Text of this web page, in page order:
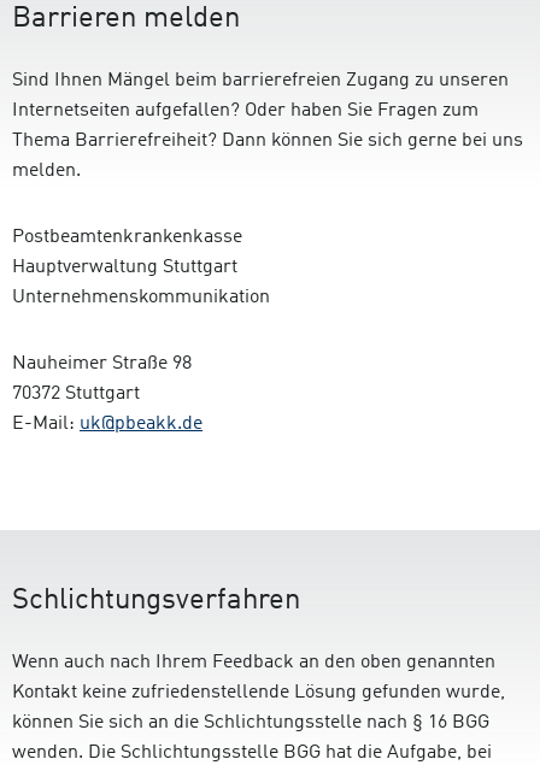
Barrieren melden
Sind Ihnen Mängel beim barrierefreien Zugang zu unseren
Internetseiten aufgefallen? Oder haben Sie Fragen zum
Thema Barrierefreiheit? Dann können Sie sich gerne bei uns
melden.
Postbeamtenkrankenkasse
Hauptverwaltung Stuttgart
Unternehmenskommunikation
Nauheimer Straße 98
70372 Stuttgart
E-Mail: uk@pbeakk.de
Schlichtungsverfahren
Wenn auch nach Ihrem Feedback an den oben genannten
Kontakt keine zufriedenstellende Lösung gefunden wurde,
können Sie sich an die Schlichtungsstelle nach § 16 BGG
wenden. Die Schlichtungsstelle BGG hat die Aufgabe, bei